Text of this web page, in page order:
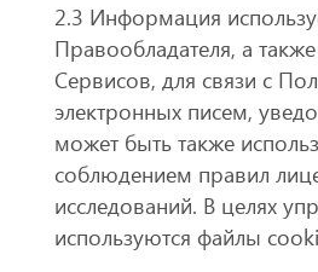
2.3 Информация
Правообладателя, а
Сервисов, для связи с
электронных писем,
может быть также
соблюдением правил
исследований. В целях
используются файлы